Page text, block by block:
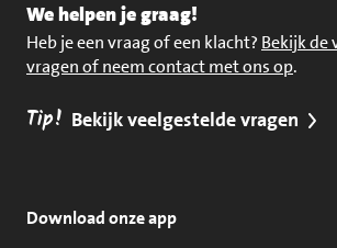
We helpen je graag!
Heb je een vraag of een klacht? Bekijk de
vragen of neem contact met ons op.
Tip! Bekijk veelgestelde vragen
Download onze app